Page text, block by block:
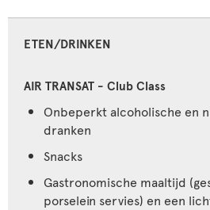
ETEN/DRINKEN
Onbeperkt alcoholische en
dranken
Snacks
Gastronomische maaltijd
porselein servies) en een